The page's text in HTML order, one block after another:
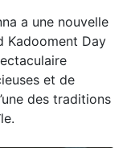
a une nouvelle
Kadooment Day
et de
des traditions